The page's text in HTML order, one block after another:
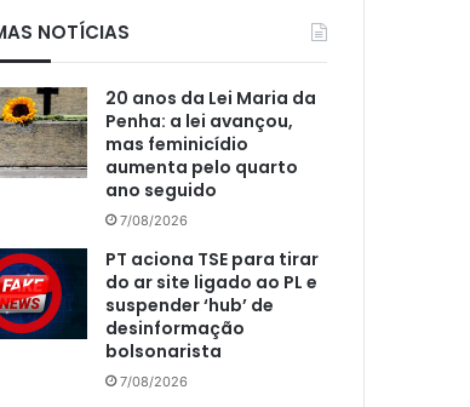
NOTÍCIAS
20 anos da Lei Maria da
Penha: a lei avançou,
mas feminicídio
aumenta pelo quarto
ano seguido
7/08/2026
PT aciona TSE para tirar
do ar site ligado ao PL e
suspender ‘hub’ de
desinformação
bolsonarista
7/08/2026